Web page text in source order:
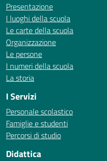
Presentazione
I luoghi della scuola
Le carte della scuola
Organizzazione
Le persone
I numeri della scuola
La storia
I Servizi
Personale scolastico
Famiglie e studenti
Percorsi di studio
Didattica